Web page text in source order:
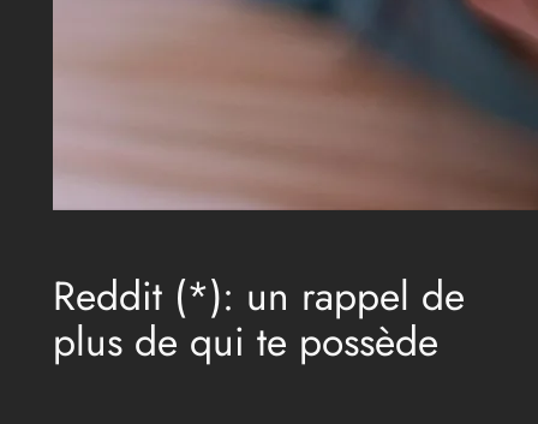
Reddit (*): un rappel de
plus de qui te possède